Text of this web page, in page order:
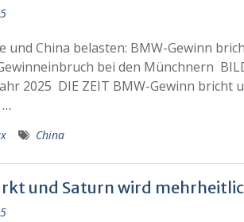
und China belasten: BMW-Gewinn
bei den Münchnern
2025 DIE ZEIT BMW-Gewinn bricht
China
und Saturn wird